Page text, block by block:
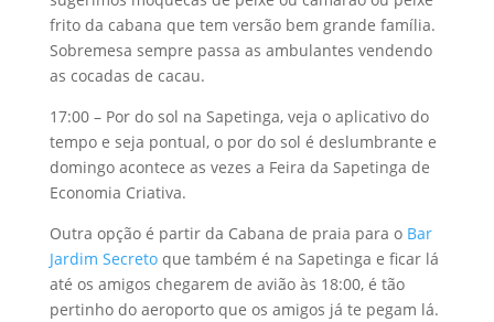
frito da cabana que tem versão bem grande família.
Sobremesa sempre passa as ambulantes vendendo
as cocadas de cacau.
17:00 – Por do sol na Sapetinga, veja o aplicativo do
tempo e seja pontual, o por do sol é deslumbrante e
domingo acontece as vezes a Feira da Sapetinga de
Economia Criativa.
Outra opção é partir da Cabana de praia para o Bar
Jardim Secreto que também é na Sapetinga e ficar lá
até os amigos chegarem de avião às 18:00, é tão
pertinho do aeroporto que os amigos já te pegam lá.